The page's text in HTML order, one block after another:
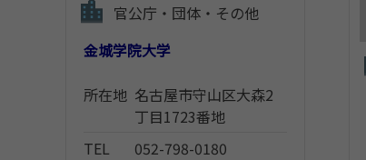
官公庁・団体・その他
金城学院大学
所在地 名古屋市守山区大森2
丁目1723番地
TEL
052-798-0180